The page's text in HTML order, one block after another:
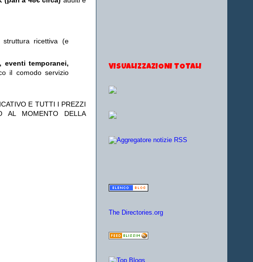
ricettiva (e
eventi temporanei,
il comodo servizio
E TUTTI I PREZZI
AL MOMENTO DELLA
VISUALIZZAZIONI TOTALI
The Directories.org